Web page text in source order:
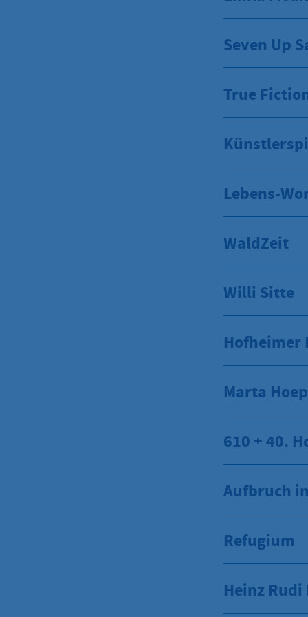
Seven Up
True
Lebens-
WaldZeit
Willi Sitte
Hofheimer
Marta
610 + 40.
Aufbruch
Refugium
Heinz Rudi